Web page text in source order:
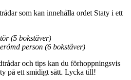
som kan innehålla ordet Staty i ett
(5 bokstäver)
person (6 bokstäver)
och tips kan du förhoppningsvis
på ett smidigt sätt. Lycka till!